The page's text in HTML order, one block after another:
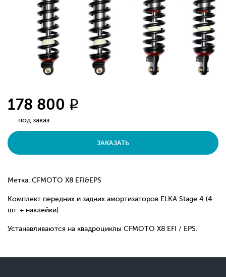
178 800 q
под заказ
ЗАКАЗАТЬ
Метка: CFMOTO X8 EFI&EPS
Комплект передних и задних амортизаторов ELKA Stage 4 (4
шт. + наклейки)
Устанавливаются на квадроциклы CFMOTO X8 EFI / EPS.